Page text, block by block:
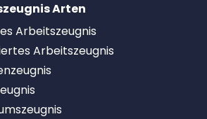
Arten
Arbeitszeugnis
Arbeitszeugnis